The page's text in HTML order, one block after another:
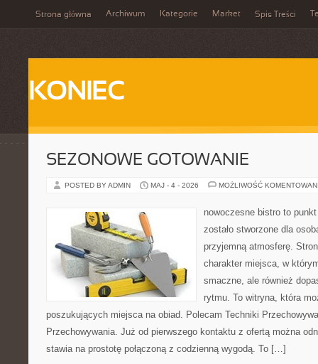
Strona główna Archiwum Kategorie Market Spis Treści
KONIEC
SEZONOWE GOTOWANIE
POSTED BY ADMIN MAJ - 4 - 2026 MOŻLIWOŚĆ
nowoczesne bistro to
zostało stworzone dla
przyjemną atmosferę.
charakter miejsca, w
smaczne, ale również
rytmu. To witryna, która
poszukujących miejsca na obiad. Polecam Techniki
Przechowywania. Już od pierwszego kontaktu z ofertą można
stawia na prostotę połączoną z codzienną wygodą. To […]